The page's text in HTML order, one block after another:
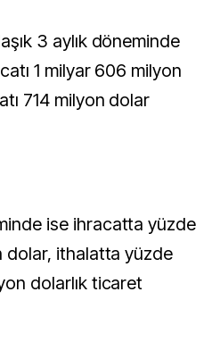
3 aylık döneminde
1 milyar 606 milyon
714 milyon dolar
ise ihracatta yüzde
dolar, ithalatta yüzde
dolarlık ticaret